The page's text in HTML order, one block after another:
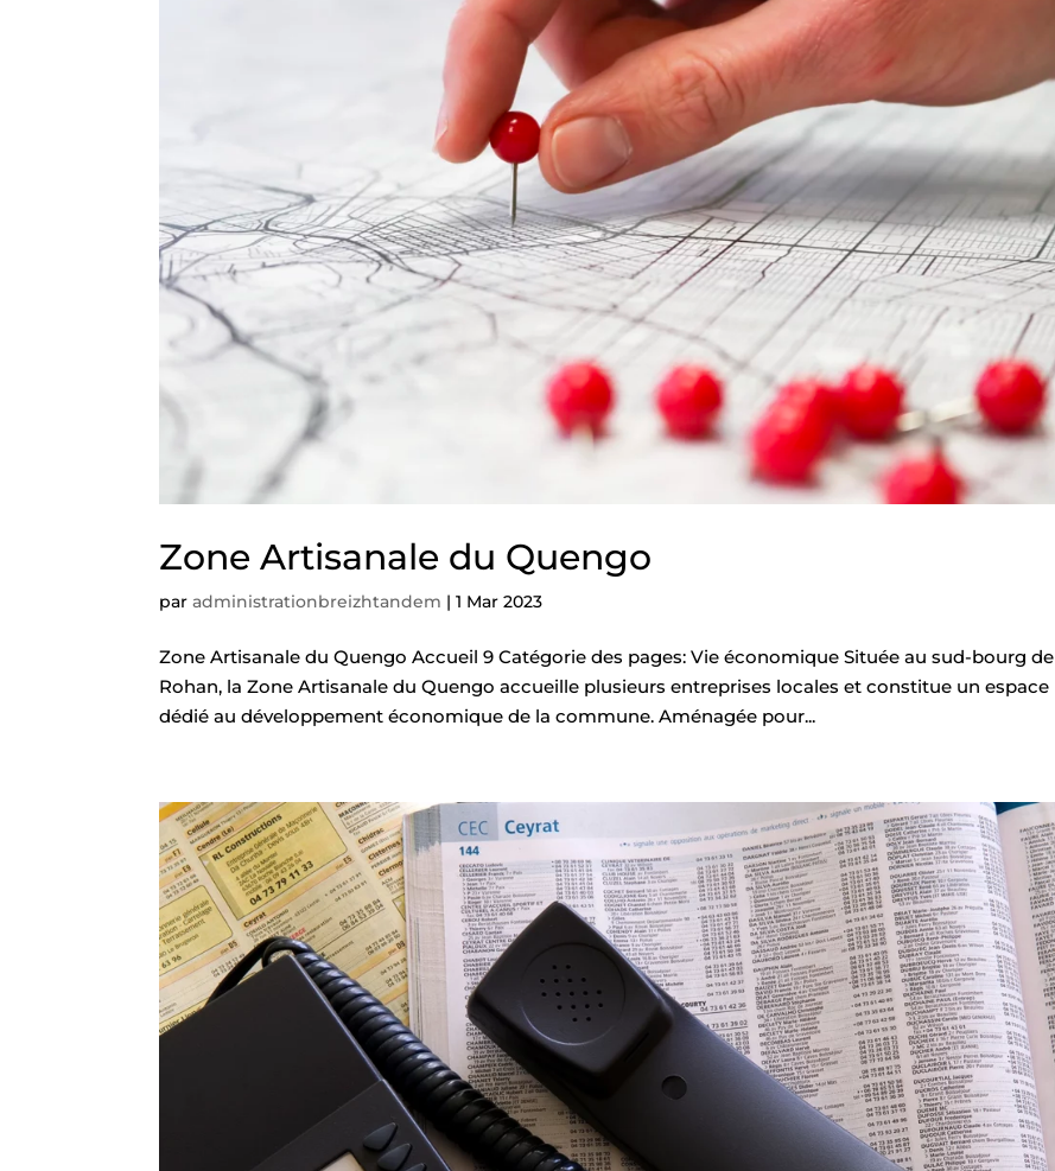
Zone Artisanale du Quengo
paradministrationbreizhtandem |1 Mar 2023
Zone Artisanale du Quengo Accueil 9 Catégorie des pages: Vie économique Située au sud-bourg de
Rohan, la Zone Artisanale du Quengo accueille plusieurs entreprises locales et constitue un espace
dédié au développement économique de la commune. Aménagée pour...